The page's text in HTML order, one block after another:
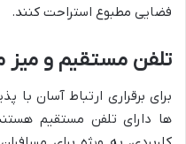
فضایی مطبوع استراحت کنند.
تلفن مستقیم و میز
برای برقراری ارتباط آسان با
ها دارای تلفن مستقیم